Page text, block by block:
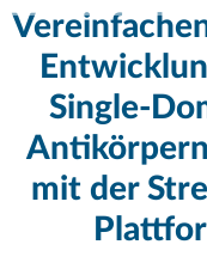
Single-
mit der